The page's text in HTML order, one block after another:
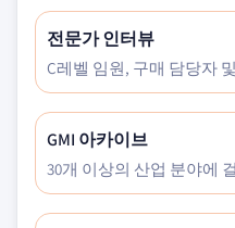
전문가 인터뷰
C레벨 임원, 구매 담당자
GMI 아카이브
30개 이상의 산업 분야에